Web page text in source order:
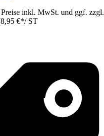
inkl. MwSt. und ggf. zzgl.
€*/ ST